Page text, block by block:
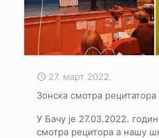
27. март 2022.
Зонска смотра рецитатора
У Бачу је 27.03.2022.
смотра рецитора а нашу